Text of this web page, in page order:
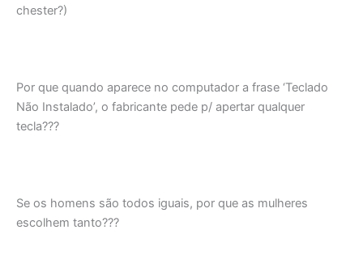
chester?)
Por que quando aparece no computador a frase ‘Teclado
Não Instalado’, o fabricante pede p/ apertar qualquer
tecla???
Se os homens são todos iguais, por que as mulheres
escolhem tanto???